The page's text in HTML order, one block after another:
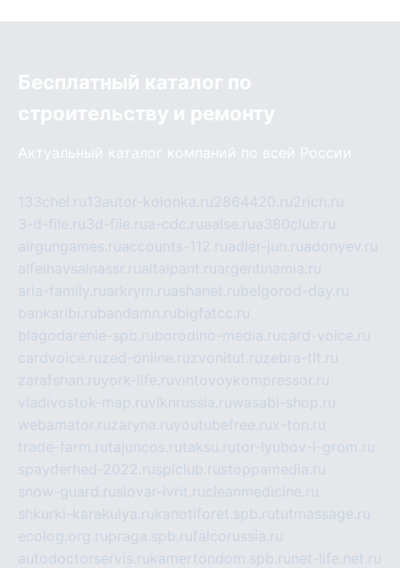
Бесплатный каталог по
строительству и ремонту
Актуальный каталог компаний по всей России
133chel.ru13autor-kolonka.ru2864420.ru2rich.ru
3-d-file.ru3d-file.rua-cdc.ruaalse.rua380club.ru
airgungames.ruaccounts-112.ruadler-jun.ruadonyev.ru
alfeihavsalnassr.rualtaipant.ruargentinamia.ru
aria-family.ruarkrym.ruashanet.rubelgorod-day.ru
bankaribi.rubandamn.rubigfatcc.ru
blagodarenie-spb.ruborodino-media.rucard-voice.ru
cardvoice.ruzed-online.ruzvonitut.ruzebra-tlt.ru
zarafshan.ruyork-life.ruvintovoykompressor.ru
vladivostok-map.ruvlknrussia.ruwasabi-shop.ru
webamator.ruzaryna.ruyoutubefree.rux-ton.ru
trade-farm.rutajuncos.rutaksu.rutor-lyubov-i-grom.ru
spayderhed-2022.rusplclub.rustoppamedia.ru
snow-guard.ruslovar-ivrit.rucleanmedicine.ru
shkurki-karakulya.rukanotiforet.spb.rututmassage.ru
ecolog.org.rupraga.spb.rufalcorussia.ru
autodoctorservis.rukamertondom.spb.ru net-life.net.ru